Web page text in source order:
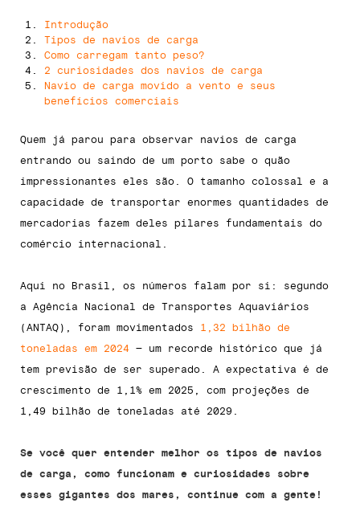
Introdução
Tipos de navios de carga
Como carregam tanto peso?
2 curiosidades dos navios de carga
Navio de carga movido a vento e seus
benefícios comerciais
Quem já parou para observar navios de carga
entrando ou saindo de um porto sabe o quão
impressionantes eles são. O tamanho colossal e a
capacidade de transportar enormes quantidades de
mercadorias fazem deles pilares fundamentais do
comércio internacional.
Aqui no Brasil, os números falam por si: segundo
a Agência Nacional de Transportes Aquaviários
(ANTAQ), foram movimentados 1,32 bilhão de
toneladas em 2024 — um recorde histórico que já
tem previsão de ser superado. A expectativa é de
crescimento de 1,1% em 2025, com projeções de
1,49 bilhão de toneladas até 2029.
Se você quer entender melhor os tipos de navios
de carga, como funcionam e curiosidades sobre
esses gigantes dos mares, continue com a gente!